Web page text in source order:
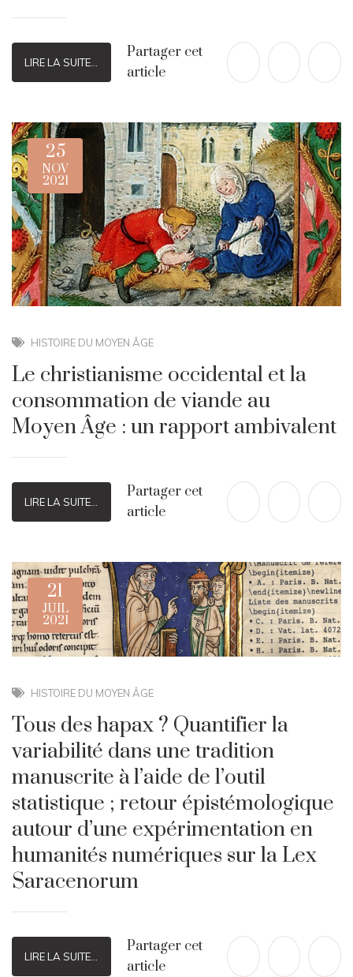
LIRE LA SUITE...
Partager cet
article
25
NOV
2021
HISTOIRE DU MOYEN ÂGE
Le christianisme occidental et la
consommation de viande au
Moyen Âge : un rapport ambivalent
LIRE LA SUITE...
Partager cet
article
21
JUIL
2021
HISTOIRE DU MOYEN ÂGE
Tous des hapax ? Quantifier la
variabilité dans une tradition
manuscrite à l’aide de l’outil
statistique ; retour épistémologique
autour d’une expérimentation en
humanités numériques sur la Lex
Saracenorum
LIRE LA SUITE...
Partager cet
article